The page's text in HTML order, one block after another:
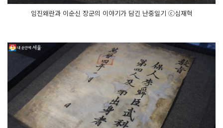
임진왜란과 이순신 장군의 이야기가 담긴 난중일기 ⓒ심재혁